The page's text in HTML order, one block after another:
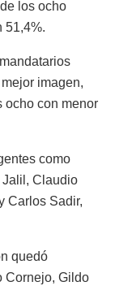
los ocho
51,4%.
imagen,
ocho con menor
como
Claudio
Carlos Sadir,
quedó
Cornejo, Gildo